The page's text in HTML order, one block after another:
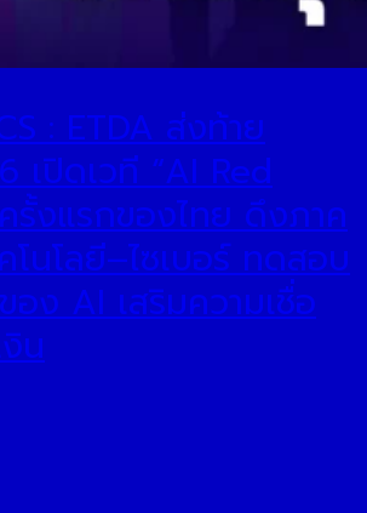
: ETDA ส่งท้าย
เปิดเวที “AI Red
รั้งแรกของไทย ดึงภาค
โนโลยี–ไซเบอร์ ทดสอบ
อง AI เสริมความเชื่อ
น